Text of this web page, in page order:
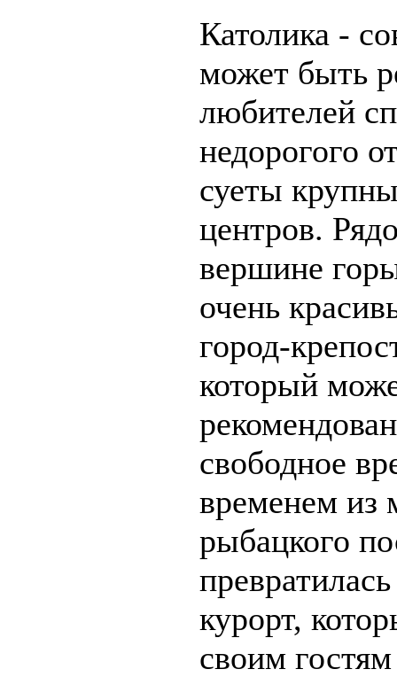
Католика -
может быть
любителей
недорогого
суеты
центров.
вершине
очень
город-
который
свободное
временем из
рыбацкого
курорт,
своим